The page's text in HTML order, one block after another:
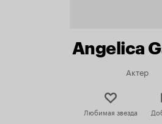
Angelica
Актер
Любимая звезда